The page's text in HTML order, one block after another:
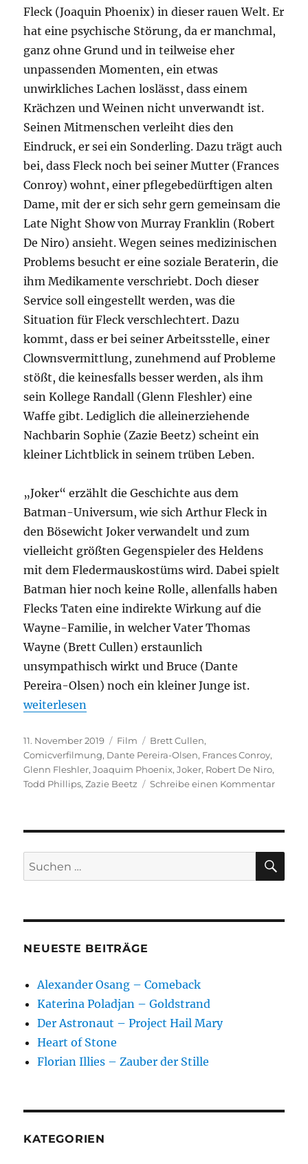
Fleck (Joaquin Phoenix) in dieser rauen Welt. Er
hat eine psychische Störung, da er manchmal,
ganz ohne Grund und in teilweise eher
unpassenden Momenten, ein etwas
unwirkliches Lachen loslässt, dass einem
Krächzen und Weinen nicht unverwandt ist.
Seinen Mitmenschen verleiht dies den
Eindruck, er sei ein Sonderling. Dazu trägt auch
bei, dass Fleck noch bei seiner Mutter (Frances
Conroy) wohnt, einer pflegebedürftigen alten
Dame, mit der er sich sehr gern gemeinsam die
Late Night Show von Murray Franklin (Robert
De Niro) ansieht. Wegen seines medizinischen
Problems besucht er eine soziale Beraterin, die
ihm Medikamente verschriebt. Doch dieser
Service soll eingestellt werden, was die
Situation für Fleck verschlechtert. Dazu
kommt, dass er bei seiner Arbeitsstelle, einer
Clownsvermittlung, zunehmend auf Probleme
stößt, die keinesfalls besser werden, als ihm
sein Kollege Randall (Glenn Fleshler) eine
Waffe gibt. Lediglich die alleinerziehende
Nachbarin Sophie (Zazie Beetz) scheint ein
kleiner Lichtblick in seinem trüben Leben.
„Joker“ erzählt die Geschichte aus dem
Batman-Universum, wie sich Arthur Fleck in
den Bösewicht Joker verwandelt und zum
vielleicht größten Gegenspieler des Heldens
mit dem Fledermauskostüms wird. Dabei spielt
Batman hier noch keine Rolle, allenfalls haben
Flecks Taten eine indirekte Wirkung auf die
Wayne-Familie, in welcher Vater Thomas
Wayne (Brett Cullen) erstaunlich
unsympathisch wirkt und Bruce (Dante
Pereira-Olsen) noch ein kleiner Junge ist.
„Joker“
weiterlesen
Veröffentlicht
am
11. November 2019 Kategorien
Film Schlagwörter
Brett Cullen,
Comicverfilmung, Dante Pereira-Olsen, Frances Conroy,
Glenn Fleshler,Joaquim Phoenix,Joker, Robert De Niro,
Todd Phillips,Zazie Beetz Schreibe einen Kommentarzu
Suchen
nach:
NEUESTE BEITRÄGE
Alexander Osang – Comeback
Katerina Poladjan – Goldstrand
Der Astronaut – Project Hail Mary
Heart of Stone
Florian Illies – Zauber der Stille
KATEGORIEN